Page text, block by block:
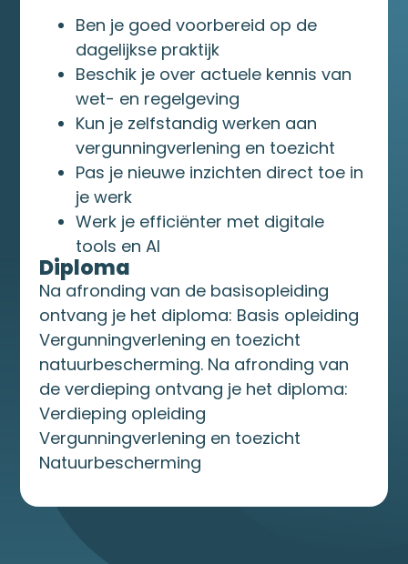
Ben je goed voorbereid op de
dagelijkse praktijk
Beschik je over actuele kennis van
wet- en regelgeving
Kun je zelfstandig werken aan
vergunningverlening en toezicht
Pas je nieuwe inzichten direct toe in
je werk
Werk je efficiënter met digitale
tools en AI
Diploma
Na afronding van de basisopleiding
ontvang je het diploma: Basis opleiding
Vergunningverlening en toezicht
natuurbescherming. Na afronding van
de verdieping ontvang je het diploma:
Verdieping opleiding
Vergunningverlening en toezicht
Natuurbescherming